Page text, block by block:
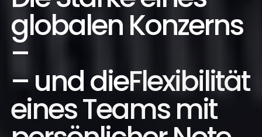
globalen Konzerns
–
– und dieFlexibilität
eines Teams mit